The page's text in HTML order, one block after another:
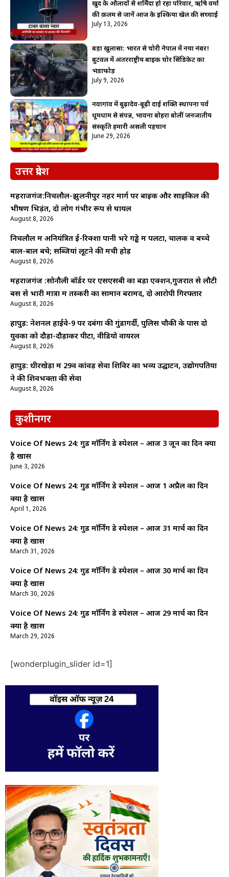
खुद के औलादों से शर्मिंदा हो रहा परिवार, ऋषि वर्मा
की क़लम से जानें आज के इश्किया खेल की सच्चाई
July 13, 2026
बड़ा खुलासा: भारत से चोरी नेपाल में नया नंबर!
बुटवल में अंतरराष्ट्रीय बाइक चोर सिंडिकेट का
भंडाफोड़
July 9, 2026
नवागांव में बुढ़ादेव-बूढ़ी दाई शक्ति स्थापना पर्व
धूमधाम से संपन्न, भावना बोहरा बोलीं जनजातीय
संस्कृति हमारी असली पहचान
June 29, 2026
उत्तर प्रदेश
महराजगंज:निचलौल-झुलनीपुर नहर मार्ग पर बाइक और साइकिल की
भीषण भिड़ंत, दो लोग गंभीर रूप से घायल
August 8, 2026
निचलौल में अनियंत्रित ई-रिक्शा पानी भरे गड्ढे में पलटा, चालक व बच्चे
बाल-बाल बचे; सब्जियां लूटने की मची होड़
August 8, 2026
महराजगंज :सोनौली बॉर्डर पर एसएसबी का बड़ा एक्शन,गुजरात से लौटी
बस से भारी मात्रा में तस्करी का सामान बरामद, दो आरोपी गिरफ्तार
August 8, 2026
हापुड़: नेशनल हाईवे-9 पर दबंगों की गुंडागर्दी, पुलिस चौकी के पास दो
युवकों को दौड़ा-दौड़ाकर पीटा, वीडियो वायरल
August 8, 2026
हापुड़: धीरखेड़ा में 29वें कांवड़ सेवा शिविर का भव्य उद्घाटन, उद्योगपतियों
ने की शिवभक्तों की सेवा
August 8, 2026
कुशीनगर
Voice Of News 24: गुड माॅर्निंग डे स्पेशल – आज 3 जून का दिन क्यों
है खास
June 3, 2026
Voice Of News 24: गुड माॅर्निंग डे स्पेशल – आज 1 अप्रैल का दिन
क्यों है खास
April 1, 2026
Voice Of News 24: गुड माॅर्निंग डे स्पेशल – आज 31 मार्च का दिन
क्यों है खास
March 31, 2026
Voice Of News 24: गुड माॅर्निंग डे स्पेशल – आज 30 मार्च का दिन
क्यों है खास
March 30, 2026
Voice Of News 24: गुड माॅर्निंग डे स्पेशल – आज 29 मार्च का दिन
क्यों है खास
March 29, 2026
[wonderplugin_slider id=1]